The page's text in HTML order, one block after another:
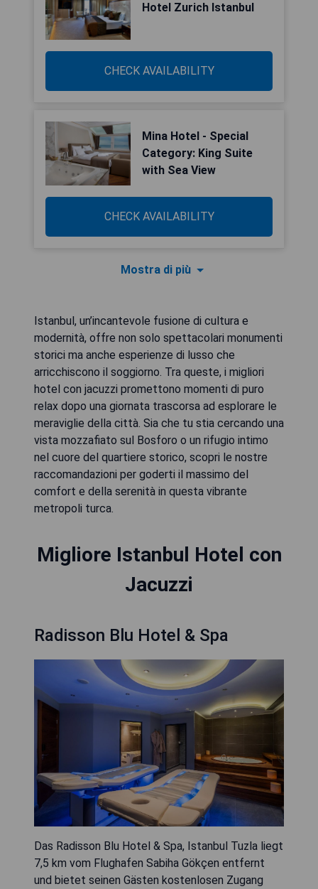
Hotel Zurich Istanbul
CHECK AVAILABILITY
Mina Hotel - Special
Category: King Suite
with Sea View
CHECK AVAILABILITY
Mostra di più
Istanbul, un’incantevole fusione di cultura e
modernità, offre non solo spettacolari monumenti
storici ma anche esperienze di lusso che
arricchiscono il soggiorno. Tra queste, i migliori
hotel con jacuzzi promettono momenti di puro
relax dopo una giornata trascorsa ad esplorare le
meraviglie della città. Sia che tu stia cercando una
vista mozzafiato sul Bosforo o un rifugio intimo
nel cuore del quartiere storico, scopri le nostre
raccomandazioni per goderti il massimo del
comfort e della serenità in questa vibrante
metropoli turca.
Migliore Istanbul Hotel con
Jacuzzi
Radisson Blu Hotel & Spa
Das Radisson Blu Hotel & Spa, Istanbul Tuzla liegt
7,5 km vom Flughafen Sabiha Gökçen entfernt
und bietet seinen Gästen kostenlosen Zugang